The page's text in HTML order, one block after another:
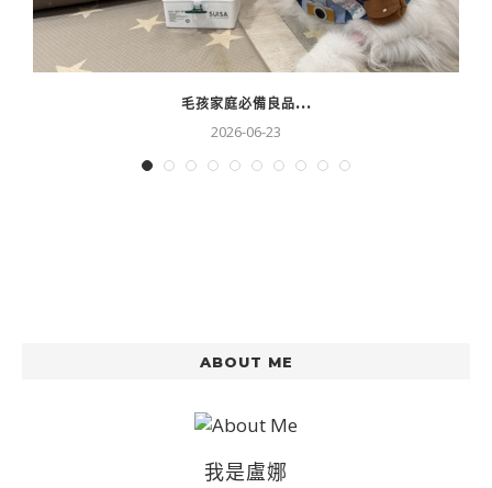
毛孩家庭必備良品...
2026-06-23
ABOUT ME
我是盧娜